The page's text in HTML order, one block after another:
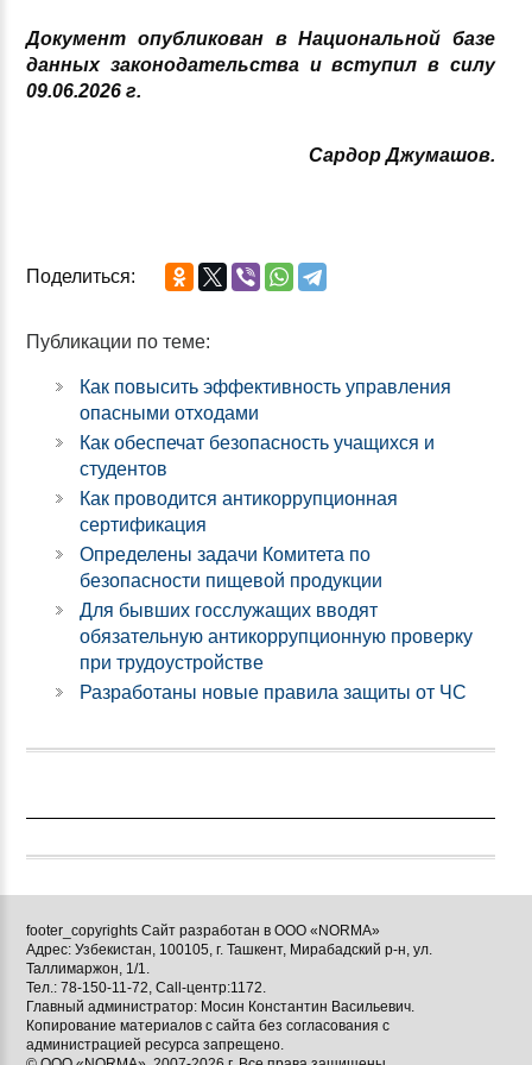
Документ опубликован в Национальной базе
данных законодательства и вступил в силу
09.06.2026 г.
Сардор Джумашов.
Поделиться:
Публикации по теме:
Как повысить эффективность управления
опасными отходами
Как обеспечат безопасность учащихся и
студентов
Как проводится антикоррупционная
сертификация
Определены задачи Комитета по
безопасности пищевой продукции
Для бывших госслужащих вводят
обязательную антикоррупционную проверку
при трудоустройстве
Разработаны новые правила защиты от ЧС
footer_copyrights Сайт разработан в ООО «NORMA»
Адрес: Узбекистан, 100105, г. Ташкент, Мирабадский р-н, ул.
Таллимаржон, 1/1.
Тел.: 78-150-11-72, Call-центр:1172.
Главный администратор: Мосин Константин Васильевич.
Копирование материалов с сайта без согласования с
администрацией ресурса запрещено.